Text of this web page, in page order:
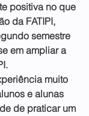
positiva no que
da FATIPI,
semestre
em ampliar a
muito
e alunas
de praticar um